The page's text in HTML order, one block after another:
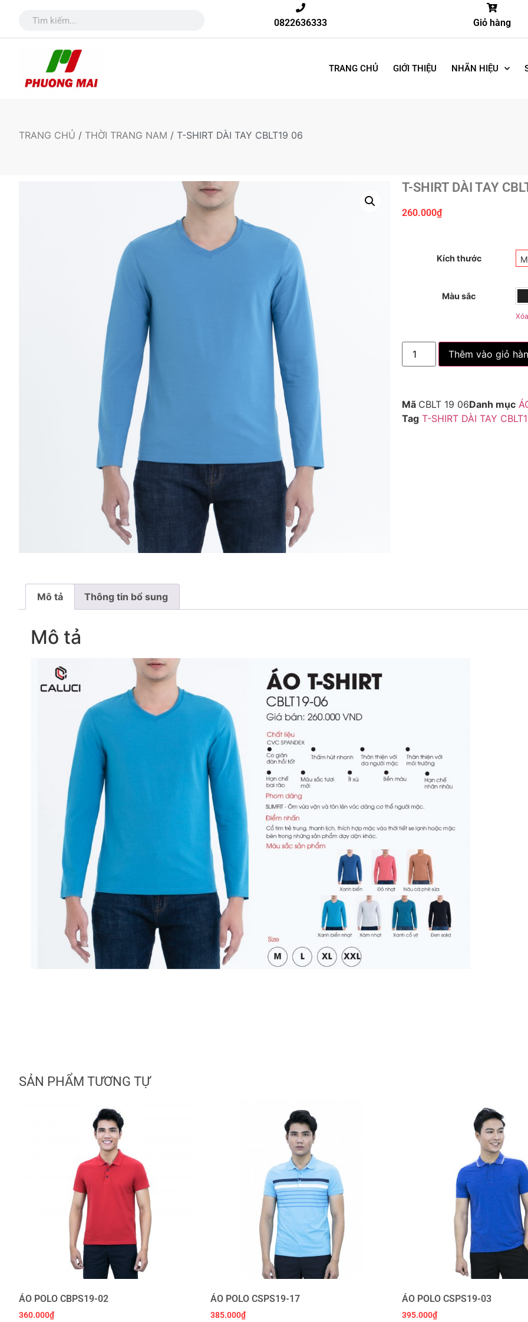
0822636333 Giỏ hàng
TRANG CHỦ GIỚI THIỆU NHÃN HIỆU
TRANG CHỦ / THỜI TRANG NAM / T-SHIRT DÀI TAY CBLT19 06
T-SHIRT DÀI TAY
260.000₫
Kích thước M
Màu sắc
Xóa
Thêm vào giỏ
Mã CBLT 19 06Danh mục
Tag T-SHIRT DÀI TAY
Mô tả Thông tin bổ sung
Mô tả
SẢN PHẨM TƯƠNG TỰ
ÁO POLO CBPS19-02
360.000₫
ÁO POLO CSPS19-17
385.000₫
ÁO POLO CSPS19-03
395.000₫